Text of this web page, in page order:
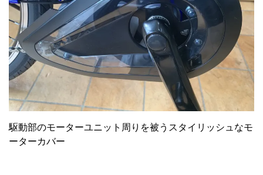
駆動部のモーターユニット周りを被うスタイリッシュなモ
ーターカバー